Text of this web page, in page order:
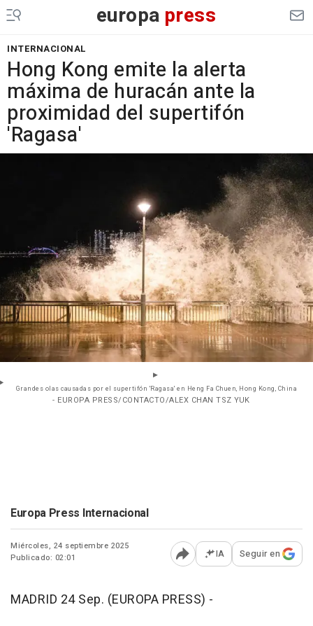
europa press
INTERNACIONAL
Hong Kong emite la alerta
máxima de huracán ante la
proximidad del supertifón
'Ragasa'
Grandes olas causadas por el supertifón 'Ragasa' en Heng Fa Chuen, Hong Kong, China
- EUROPA PRESS/CONTACTO/ALEX CHAN TSZ YUK
Europa Press Internacional
Miércoles, 24 septiembre 2025
Publicado: 02:01
Abrir opciones para
IA Seguir en
MADRID 24 Sep. (EUROPA PRESS) -